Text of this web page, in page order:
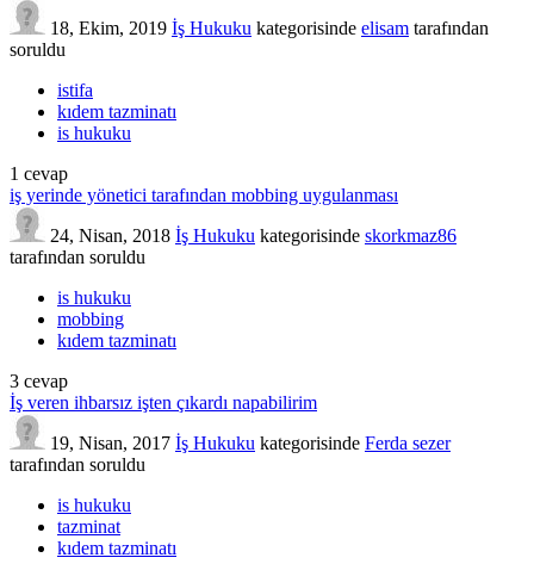
18, Ekim, 2019 İş Hukuku kategorisinde elisam tarafından
soruldu
istifa
kıdem tazminatı
is hukuku
1 cevap
iş yerinde yönetici tarafından mobbing uygulanması
24, Nisan, 2018 İş Hukuku kategorisinde skorkmaz86
tarafından soruldu
is hukuku
mobbing
kıdem tazminatı
3 cevap
İş veren ihbarsız işten çıkardı napabilirim
19, Nisan, 2017 İş Hukuku kategorisinde Ferda sezer
tarafından soruldu
is hukuku
tazminat
kıdem tazminatı